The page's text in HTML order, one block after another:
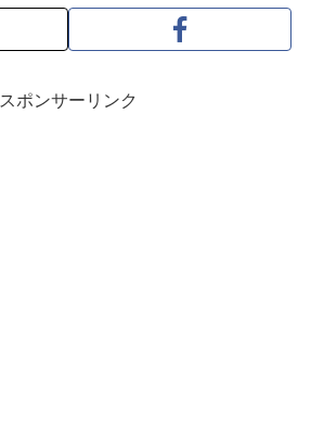
スポンサーリンク